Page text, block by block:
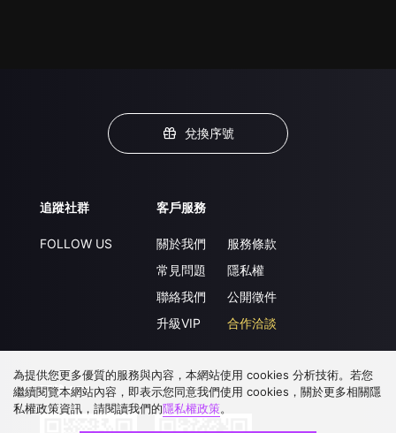
兌換序號
追蹤社群
FOLLOW US
客戶服務
關於我們
常見問題
聯絡我們
升級VIP
服務條款
隱私權
公開徵件
合作洽談
下載 APP
為提供您更多優質的服務與內容，本網站使用 cookies 分析技術。若您
繼續閱覽本網站內容，即表示您同意我們使用 cookies，關於更多相關隱
私權政策資訊，請閱讀我們的隱私權政策。